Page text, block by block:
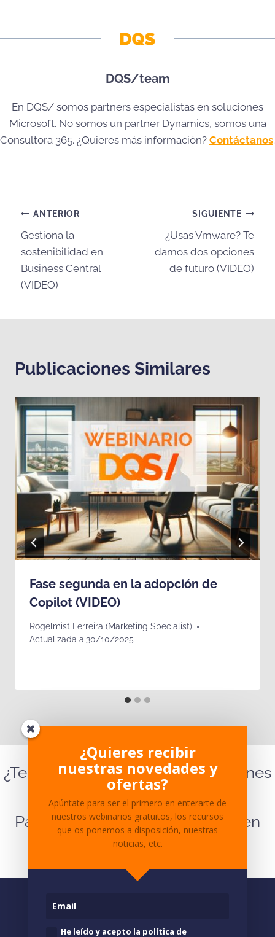
DQS/team
En DQS/ somos partners especialistas en soluciones
Microsoft. No somos un partner Dynamics, somos una
Consultora 365. ¿Quieres más información? Contáctanos.
Navegación
entradas
ANTERIOR
Gestiona la
sostenibilidad en
Business Central
(VIDEO)
SIGUIENTE
¿Usas Vmware? Te
damos dos opciones
de futuro (VIDEO)
Publicaciones Similares
Fase segunda en la adopción de
Copilot (VIDEO)
Rogelmist Ferreira (Marketing Specialist)
Actualizada a 30/10/2025
¿Te ha parecido interesante? ¿Tienes
dudas sobre el contenido?
Para cualquier pregunta ponte en
contactocon nosotros.
¿Quieres recibir
nuestras novedades y
ofertas?
Apúntate para ser el primero en enterarte de
nuestros webinarios gratuitos, los recursos
que os ponemos a disposición, nuestras
noticias, etc.
He leído y acepto la política de